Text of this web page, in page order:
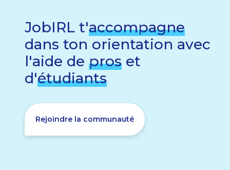
JobIRL t'accompagne
dans ton orientation avec
l'aide de pros et
d'étudiants
Rejoindre la communauté